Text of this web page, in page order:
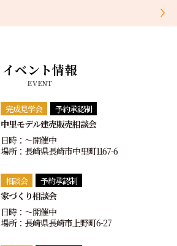
イベント情報
EVENT
完成見学会 予約承認制
中里モデル建売販売相談会
日時：〜開催中
場所：長崎県長崎市中里町1167-6
相談会 予約承認制
家づくり相談会
日時：〜開催中
場所：長崎県長崎市上野町6-27